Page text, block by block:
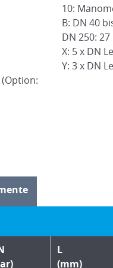
(Option:
10:
B: DN 40
DN 250:
X: 5 x DN
Y: 3 x DN
L
(mm)